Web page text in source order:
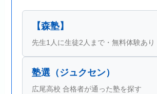
【森塾】
先生1人に生徒2人まで・無料体験あり
塾選（ジュクセン）
広尾高校 合格者が通った塾を探す